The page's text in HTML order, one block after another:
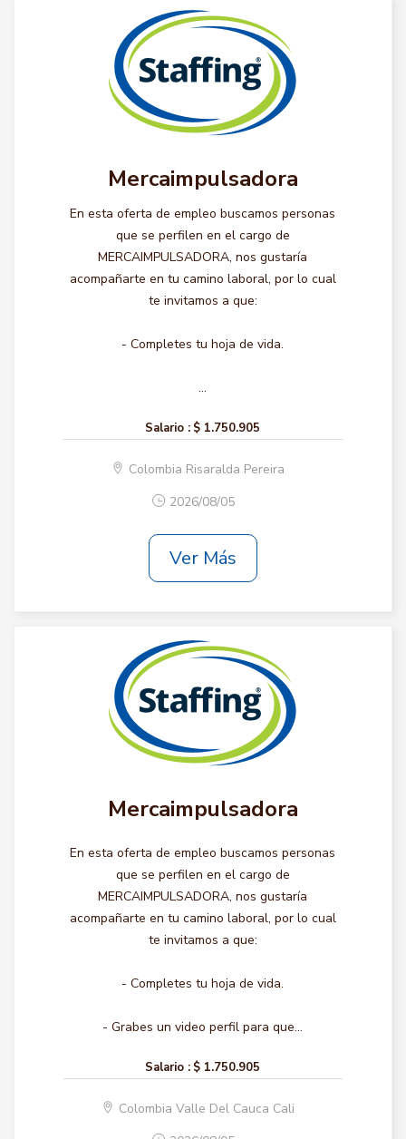
Mercaimpulsadora
En esta oferta de empleo buscamos personas
que se perfilen en el cargo de
MERCAIMPULSADORA, nos gustaría
acompañarte en tu camino laboral, por lo cual
te invitamos a que:
- Completes tu hoja de vida.
...
Salario : $ 1.750.905
Colombia Risaralda Pereira
2026/08/05
Ver Más
Mercaimpulsadora
En esta oferta de empleo buscamos personas
que se perfilen en el cargo de
MERCAIMPULSADORA, nos gustaría
acompañarte en tu camino laboral, por lo cual
te invitamos a que:
- Completes tu hoja de vida.
- Grabes un video perfil para que...
Salario : $ 1.750.905
Colombia Valle Del Cauca Cali